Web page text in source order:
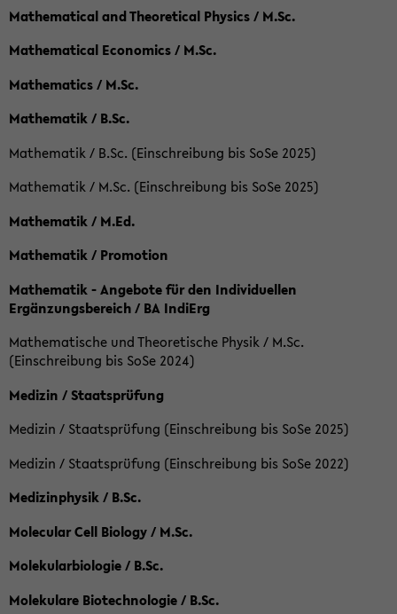
Mathematical and Theoretical Physics / M.Sc.
Mathematical Economics / M.Sc.
Mathematics / M.Sc.
Mathematik / B.Sc.
Mathematik / B.Sc. (Einschreibung bis SoSe 2025)
Mathematik / M.Sc. (Einschreibung bis SoSe 2025)
Mathematik / M.Ed.
Mathematik / Promotion
Mathematik - Angebote für den Individuellen
Ergänzungsbereich / BA IndiErg
Mathematische und Theoretische Physik / M.Sc.
(Einschreibung bis SoSe 2024)
Medizin / Staatsprüfung
Medizin / Staatsprüfung (Einschreibung bis SoSe 2025)
Medizin / Staatsprüfung (Einschreibung bis SoSe 2022)
Medizinphysik / B.Sc.
Molecular Cell Biology / M.Sc.
Molekularbiologie / B.Sc.
Molekulare Biotechnologie / B.Sc.